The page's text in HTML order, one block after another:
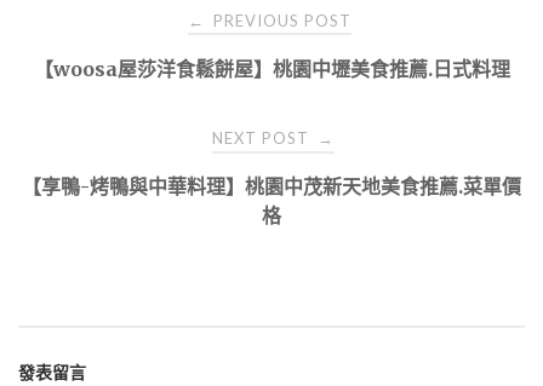
navigation
← PREVIOUS POST
【woosa屋莎洋食鬆餅屋】桃園中壢美食推薦.日式料理
NEXT POST →
【享鴨-烤鴨與中華料理】桃園中茂新天地美食推薦.菜單價
格
發表留言